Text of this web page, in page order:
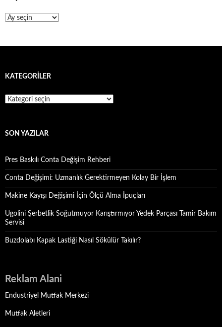
Arşivler
KATEGORILER
Kategoriler
SON YAZILAR
Pres Baskılı Conta Değişim Rehberi
Conta Değişimi: Uzmanlık Gerektirmeyen Kolay Bir İşlem
Makine Kayışı Değişimi İçin Ölçü Alma İpuçları
Ugolini Şerbetlik Soğutmuyor Karıştırmıyor Yedek Parçası Tamir Bakım
Servisi
Buzdolabı Kapak Lastiği Nasıl Sökülür Takılır?
Reklam Alani
Endustriyel Mutfak Merkezi
Mutfak Aletleri